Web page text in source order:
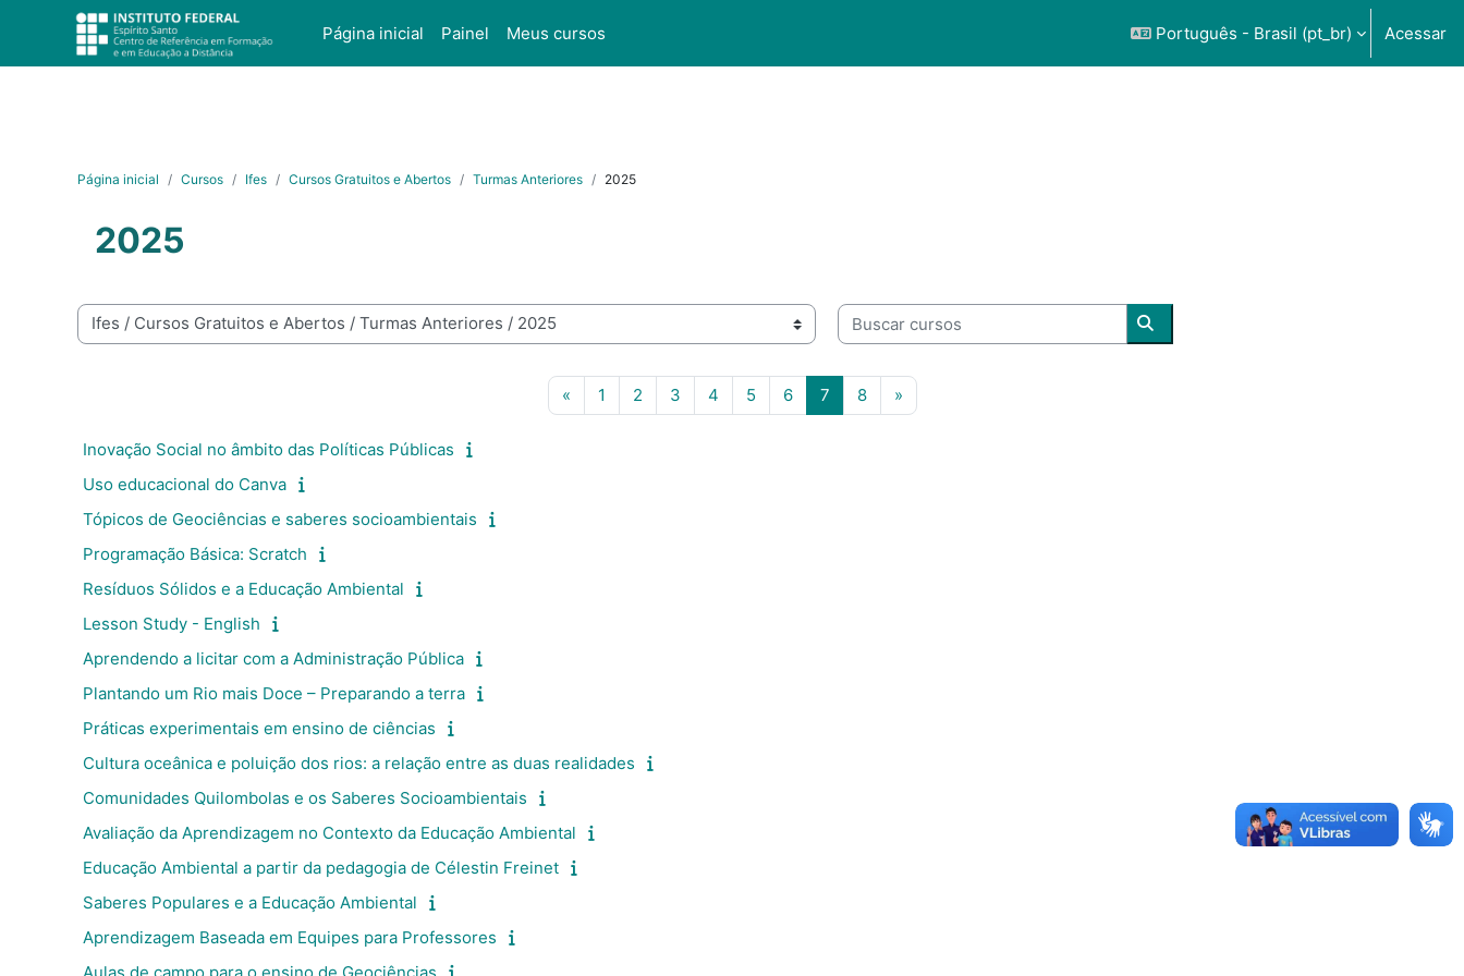
Ir para o conteúdo principal
Página inicial
Painel Meus cursos Português - Brasil ‎(pt_br)‎ Acessar
Página inicial Cursos Ifes Cursos Gratuitos e Abertos Turmas Anteriores 2025
2025
Categorias de Cursos
Buscar cursos
Buscar cursos
«Página anterior
1 Página 1
2Página 2
3Página 3
4Página 4
5Página 5
6Página 6
7Página 7
8Página 8
»Próxima página
Inovação Social no âmbito das Políticas Públicas
Uso educacional do Canva
Tópicos de Geociências e saberes socioambientais
Programação Básica: Scratch
Resíduos Sólidos e a Educação Ambiental
Lesson Study - English
Aprendendo a licitar com a Administração Pública
Plantando um Rio mais Doce – Preparando a terra
Práticas experimentais em ensino de ciências
Cultura oceânica e poluição dos rios: a relação entre as duas realidades
Comunidades Quilombolas e os Saberes Socioambientais
Avaliação da Aprendizagem no Contexto da Educação Ambiental
Educação Ambiental a partir da pedagogia de Célestin Freinet
Saberes Populares e a Educação Ambiental
Aprendizagem Baseada em Equipes para Professores
Aulas de campo para o ensino de Geociências